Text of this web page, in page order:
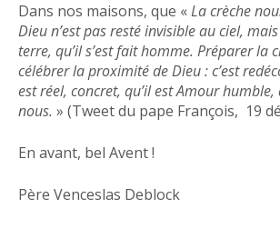
Dans nos maisons, que «La crèche
Dieu n’est pas resté invisible au ciel,
terre, qu’il s’est fait homme. Préparer la
célébrer la proximité de Dieu : c’est
est réel, concret, qu’il est Amour humble,
nous. » (Tweet du pape François, 19
En avant, bel Avent !
Père Venceslas Deblock